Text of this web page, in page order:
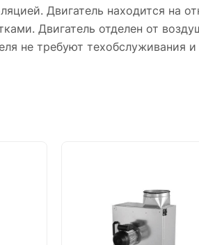
Двигатель находится на
Двигатель отделен от
не требуют техобслуживания